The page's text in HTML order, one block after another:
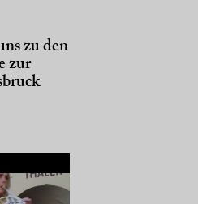
zu den
zur